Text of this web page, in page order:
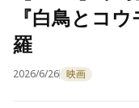
『白鳥とコ
羅
2026/6/26 映画